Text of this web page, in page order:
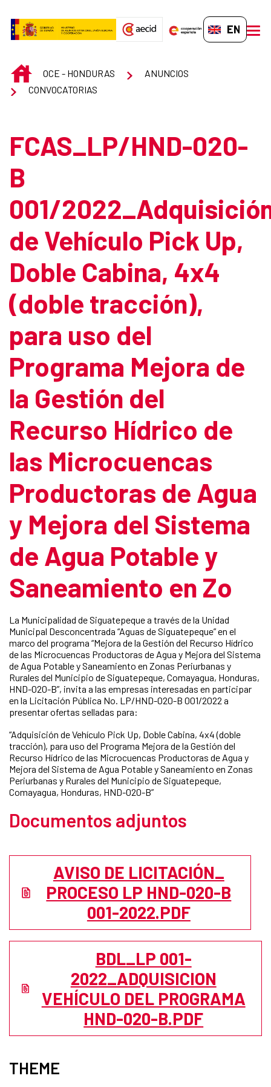
EN-GB
INICIOOCE - HONDURAS
ANUNCIOS
CONVOCATORIAS
FCAS_LP/HND-020-
B
001/
de Vehículo Pick Up,
Doble Cabina, 4x4
(doble tracción),
para uso del
Programa Mejora de
la Gestión del
Recurso Hídrico de
las Microcuencas
Productoras de Agua
y Mejora del Sistema
de Agua Potable y
Saneamiento en Zo
La Municipalidad de Siguatepeque a través de la Unidad
Municipal Desconcentrada “Aguas de Siguatepeque” en el
marco del programa “Mejora de la Gestión del Recurso Hídrico
de las Microcuencas Productoras de Agua y Mejora del Sistema
de Agua Potable y Saneamiento en Zonas Periurbanas y
Rurales del Municipio de Siguatepeque, Comayagua, Honduras,
HND-020-B”, invita a las empresas interesadas en participar
en la Licitación Pública No. LP/HND-020-B 001/2022 a
presentar ofertas selladas para:
“Adquisición de Vehículo Pick Up, Doble Cabina, 4x4 (doble
tracción), para uso del Programa Mejora de la Gestión del
Recurso Hídrico de las Microcuencas Productoras de Agua y
Mejora del Sistema de Agua Potable y Saneamiento en Zonas
Periurbanas y Rurales del Municipio de Siguatepeque,
Comayagua, Honduras, HND-020-B”
Documentos adjuntos
AVISO DE LICITACIÓN_
PROCESO LP HND-020-B
001-2022.PDF
BDL_LP 001-
2022_ADQUISICION
VEHÍCULO DEL PROGRAMA
HND-020-B.PDF
THEME